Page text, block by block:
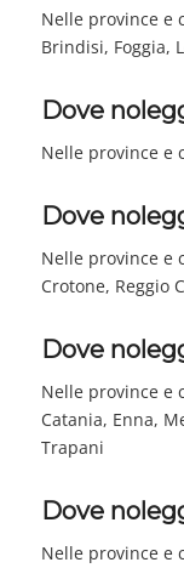
Nelle province e
Brindisi, Foggia,
Dove
Nelle province e
Dove
Nelle province e
Crotone, Reggio
Dove
Nelle province e
Catania, Enna,
Trapani
Dove
Nelle province e